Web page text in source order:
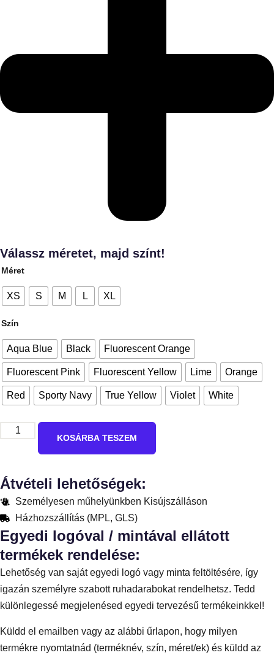
Válassz méretet, majd színt!
Méret
XS S M L XL
Szín
Aqua Blue Black Fluorescent Orange
Fluorescent Pink Fluorescent Yellow Lime Orange
Red Sporty Navy True Yellow Violet White
KOSÁRBA TESZEM
Átvételi lehetőségek:
Személyesen műhelyünkben Kisújszálláson
Házhozszállítás (MPL, GLS)
Egyedi logóval / mintával ellátott
termékek rendelése:
Lehetőség van saját egyedi logó vagy minta feltöltésére, így
igazán személyre szabott ruhadarabokat rendelhetsz. Tedd
különlegessé megjelenésed egyedi tervezésű termékeinkkel!
Küldd el emailben vagy az alábbi űrlapon, hogy milyen
termékre nyomtatnád (terméknév, szín, méret/ek) és küldd az